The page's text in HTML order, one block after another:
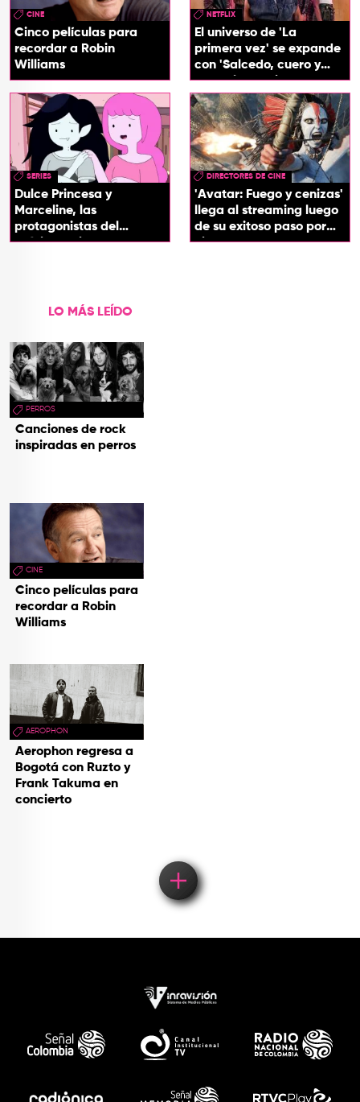
CINE
Cinco películas para
recordar a Robin
Williams
NETFLIX
El universo de 'La
primera vez' se expande
con 'Salcedo, cuero y
boogaloo', spin off
SERIES
Dulce Princesa y
Marceline, las
protagonistas del
próximo spin-off de 'Hora
DIRECTORES DE CINE
'Avatar: Fuego y cenizas'
llega al streaming luego
de su exitoso paso por
cines
LO MÁS LEÍDO
PERROS
Canciones de rock
inspiradas en perros
CINE
Cinco películas para
recordar a Robin
Williams
AEROPHON
Aerophon regresa a
Bogotá con Ruzto y
Frank Takuma en
concierto